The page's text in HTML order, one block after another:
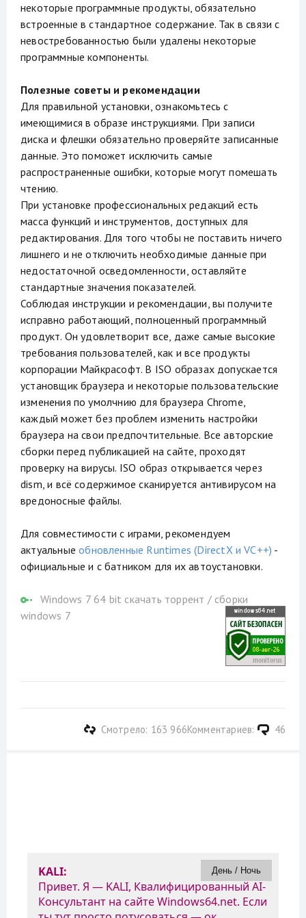
некоторые программные продукты, обязательно
встроенные в стандартное содержание. Так в связи с
невостребованностью были удалены некоторые
программные компоненты.
Полезные советы и рекомендации
Для правильной установки, ознакомьтесь с
имеющимися в образе инструкциями. При записи
диска и флешки обязательно проверяйте записанные
данные. Это поможет исключить самые
распространенные ошибки, которые могут помешать
чтению.
При установке профессиональных редакций есть
масса функций и инструментов, доступных для
редактирования. Для того чтобы не поставить ничего
лишнего и не отключить необходимые данные при
недостаточной осведомленности, оставляйте
стандартные значения показателей.
Соблюдая инструкции и рекомендации, вы получите
исправно работающий, полноценный программный
продукт. Он удовлетворит все, даже самые высокие
требования пользователей, как и все продукты
корпорации Майкрасофт. В ISO образах допускается
установщик браузера и некоторые пользовательские
изменения по умолчнию для браузера Chrome,
каждый может без проблем изменить настройки
браузера на свои предпочтительные. Все авторские
сборки перед публикацией на сайте, проходят
проверку на вирусы. ISO образ открывается через
dism, и всё содержимое сканируется антивирусом на
вредоносные файлы.
Для совместимости с играми, рекомендуем
актуальныеобновленные Runtimes (DirectX и VC++) -
официальные и с батником для их автоустановки.
Windows 7 64 bit скачать торрент / сборки
windows 7
Комментариев: 46
Смотрело: 163 966